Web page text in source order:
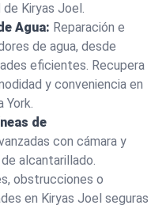
Kiryas Joel.
Agua: Reparación e
de agua, desde
eficientes. Recupera
y conveniencia en
York.
de
con cámara y
alcantarillado.
obstrucciones o
en Kiryas Joel seguras